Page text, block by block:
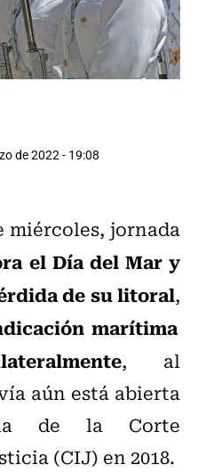
de 2022 - 19:08
miércoles, jornada
el Día del Mar y
de su litoral,
marítima
, al
aún está abierta
de la Corte
(CIJ) en 2018.